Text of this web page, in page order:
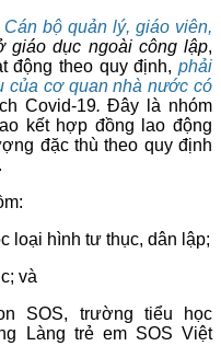
Cán bộ quản lý, giáo viên,
giáo dục ngoài công lập,
động theo quy định, phải
của cơ quan nhà nước có
Covid-19. Đây là nhóm
kết hợp đồng lao động
đặc thù theo quy định
loại hình tư thục, dân lập;
và
SOS, trường tiểu học
Làng trẻ em SOS Việt